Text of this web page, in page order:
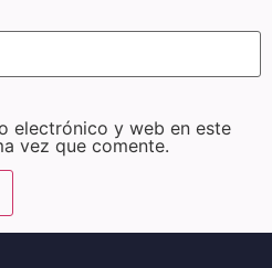
electrónico y web en este
vez que comente.